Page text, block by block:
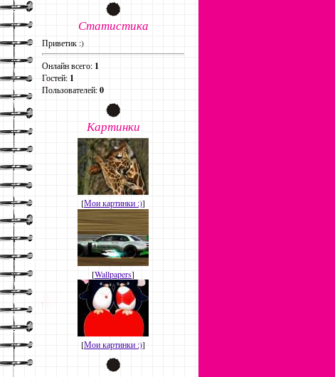
Статистика
Приветик :)
Онлайн всего: 1
Гостей: 1
Пользователей:0
Картинки
[Мои картинки :)]
[Wallpapers]
[Мои картинки :)]